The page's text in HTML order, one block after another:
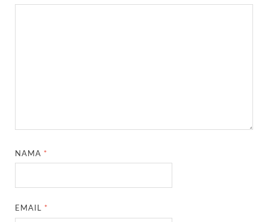
NAMA *
EMAIL *